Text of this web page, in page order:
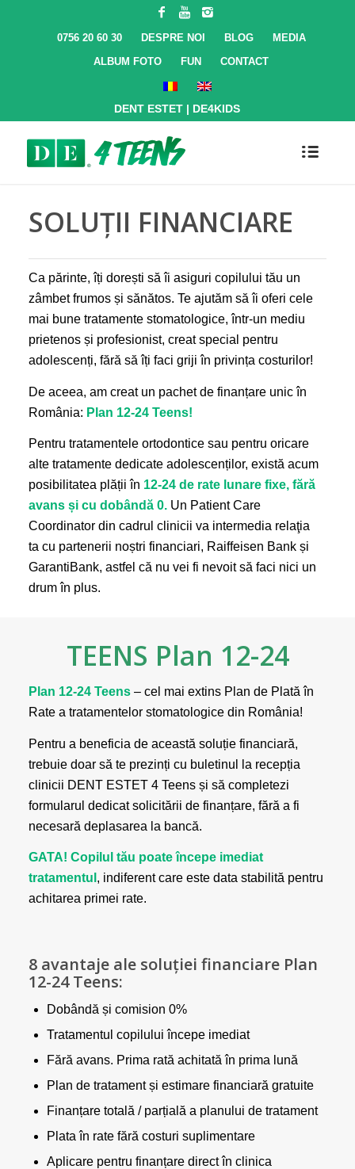
0756 20 60 30 DESPRE NOI BLOG
MEDIA
ALBUM FOTO
FUN CONTACT
DENT ESTET | DE4KIDS
SOLUȚII FINANCIARE
Ca părinte, îți dorești să îi asiguri copilului tău un
zâmbet frumos și sănătos. Te ajutăm să îi oferi cele
mai bune tratamente stomatologice, într-un mediu
prietenos și profesionist, creat special pentru
adolescenți, fără să îți faci griji în privința costurilor!
De aceea, am creat un pachet de finanțare unic în
România: Plan 12-24 Teens!
Pentru tratamentele ortodontice sau pentru oricare
alte tratamente dedicate adolescenților, există acum
posibilitatea plății în 12-24 de rate lunare fixe, fără
avans și cu dobândă 0. Un Patient Care
Coordinator din cadrul clinicii va intermedia relaţia
ta cu partenerii noștri financiari, Raiffeisen Bank și
GarantiBank, astfel că nu vei fi nevoit să faci nici un
drum în plus.
TEENS Plan 12-24
Plan 12-24 Teens – cel mai extins Plan de Plată în
Rate a tratamentelor stomatologice din România!
Pentru a beneficia de această soluție financiară,
trebuie doar să te prezinți cu buletinul la recepția
clinicii DENT ESTET 4 Teens și să completezi
formularul dedicat solicitării de finanțare, fără a fi
necesară deplasarea la bancă.
GATA! Copilul tău poate începe imediat
tratamentul , indiferent care este data stabilită pentru
achitarea primei rate.
8 avantaje ale soluției financiare Plan
12-24 Teens:
Dobândă și comision 0%
Tratamentul copilului începe imediat
Fără avans. Prima rată achitată în prima lună
Plan de tratament și estimare financiară gratuite
Finanțare totală / parțială a planului de tratament
Plata în rate fără costuri suplimentare
Aplicare pentru finanțare direct în clinica